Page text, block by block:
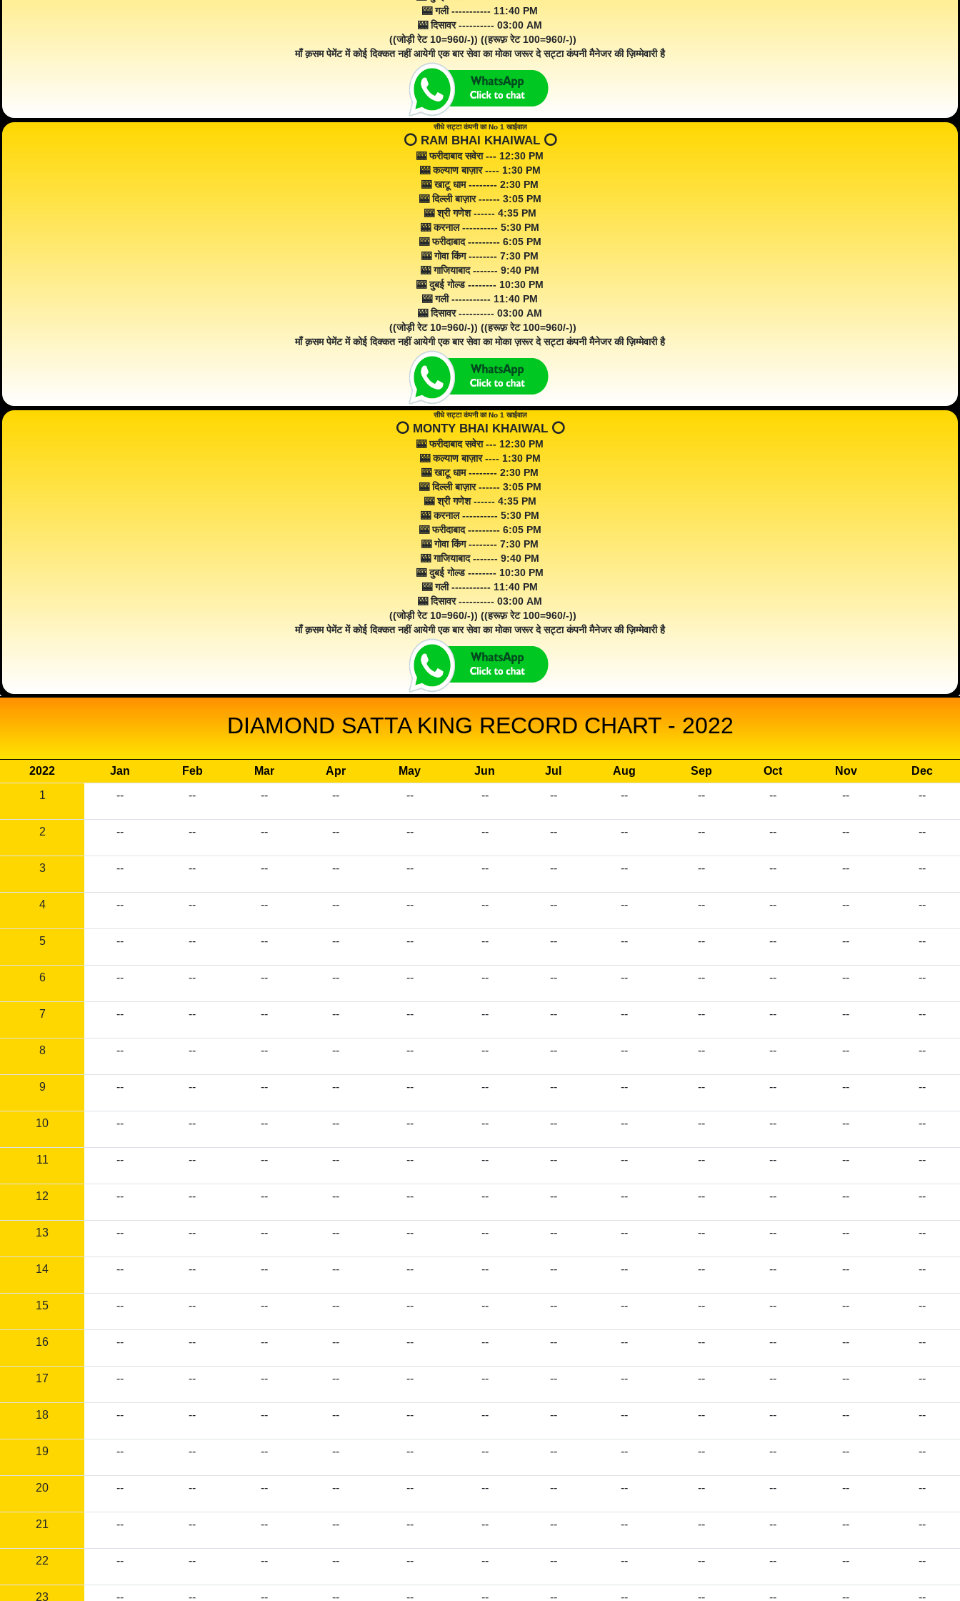
🎰 गली ----------- 11:40 PM
🎰 दिसावर ---------- 03:00 AM
((जोड़ी रेट 10=960/-)) ((हरूफ़ रेट 100=960/-))
माँ क़सम पेमेंट में कोई दिक्कत नहीं आयेगी एक बार सेवा का मोका जरूर दे सट्टा कंपनी मैनेजर की ज़िम्मेवारी है
सीधे सट्टा कंपनी का No 1 खाईवाल
⭕️ RAM BHAI KHAIWAL ⭕️
🎰 फरीदाबाद सवेरा --- 12:30 PM
🎰 कल्याण बाज़ार ---- 1:30 PM
🎰 खाटू धाम -------- 2:30 PM
🎰 दिल्ली बाज़ार ------ 3:05 PM
🎰 श्री गणेश ------ 4:35 PM
🎰 करनाल ---------- 5:30 PM
🎰 फरीदाबाद --------- 6:05 PM
🎰 गोवा किंग -------- 7:30 PM
🎰 गाजियाबाद ------- 9:40 PM
🎰 दुबई गोल्ड -------- 10:30 PM
🎰 गली ----------- 11:40 PM
🎰 दिसावर ---------- 03:00 AM
((जोड़ी रेट 10=960/-)) ((हरूफ़ रेट 100=960/-))
माँ क़सम पेमेंट में कोई दिक्कत नहीं आयेगी एक बार सेवा का मोका ज़रूर दे सट्टा कंपनी मैनेजर की ज़िम्मेवारी है
सीधे सट्टा कंपनी का No 1 खाईवाल
⭕️ MONTY BHAI KHAIWAL ⭕️
🎰 फरीदाबाद सवेरा --- 12:30 PM
🎰 कल्याण बाज़ार ---- 1:30 PM
🎰 खाटू धाम -------- 2:30 PM
🎰 दिल्ली बाज़ार ------ 3:05 PM
🎰 श्री गणेश ------ 4:35 PM
🎰 करनाल ---------- 5:30 PM
🎰 फरीदाबाद --------- 6:05 PM
🎰 गोवा किंग -------- 7:30 PM
🎰 गाजियाबाद ------- 9:40 PM
🎰 दुबई गोल्ड -------- 10:30 PM
🎰 गली ----------- 11:40 PM
🎰 दिसावर ---------- 03:00 AM
((जोड़ी रेट 10=960/-)) ((हरूफ़ रेट 100=960/-))
माँ क़सम पेमेंट में कोई दिक्कत नहीं आयेगी एक बार सेवा का मोका जरूर दे सट्टा कंपनी मैनेजर की ज़िम्मेवारी है
DIAMOND SATTA KING RECORD CHART - 2022
2022 Jan Feb Mar Apr May Jun Jul Aug Sep Oct Nov
Dec
1
-- -- -- -- -- -- -- -- -- -- -- --
2 -- -- -- -- -- -- -- -- -- -- -- --
3 -- -- -- -- -- -- -- -- -- -- -- --
4 -- -- -- -- -- -- -- -- -- -- -- --
5 -- -- -- -- -- -- -- -- -- -- -- --
6 -- -- -- -- -- -- -- -- -- -- -- --
7 -- -- -- -- -- -- -- -- -- -- -- --
8 -- -- -- -- -- -- -- -- -- -- -- --
9 -- -- -- -- -- -- -- -- -- -- -- --
10 -- -- -- -- -- -- -- -- -- -- -- --
11 -- -- -- -- -- -- -- -- -- -- -- --
12 -- -- -- -- -- -- -- -- -- -- -- --
13 -- -- -- -- -- -- -- -- -- -- -- --
14 -- -- -- -- -- -- -- -- -- -- -- --
15 -- -- -- -- -- -- -- -- -- -- -- --
16 -- -- -- -- -- -- -- -- -- -- -- --
17 -- -- -- -- -- -- -- -- -- -- -- --
18 -- -- -- -- -- -- -- -- -- -- -- --
19 -- -- -- -- -- -- -- -- -- -- -- --
20 -- -- -- -- -- -- -- -- -- -- -- --
21 -- -- -- -- -- -- -- -- -- -- -- --
22 -- -- -- -- -- -- -- -- -- -- -- --
23 -- -- -- -- -- -- -- -- -- -- -- --